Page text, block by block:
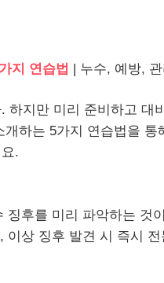
지 연습법 | 누수, 예방,
하지만 미리 준비하고 대
하는 5가지 연습법을 통
.
후를 미리 파악하는 것
상 징후 발견 시 즉시